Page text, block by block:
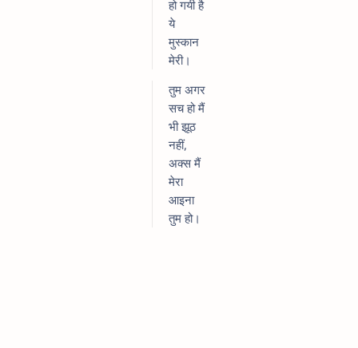
हो गयी है
ये
मुस्कान
मेरी।
तुम अगर
सच हो मैं
भी झूठ
नहीं,
अक्स मैं
मेरा
आइना
तुम हो।